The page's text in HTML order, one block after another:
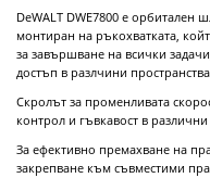
DeWALT DWE7800 е орбитален
монтиран на ръкохватката,
за завършване на всички
достъп в разлчини
Скролът за променливата
контрол и гъвкавост в
За ефективно премахване на
закрепване към съвместими